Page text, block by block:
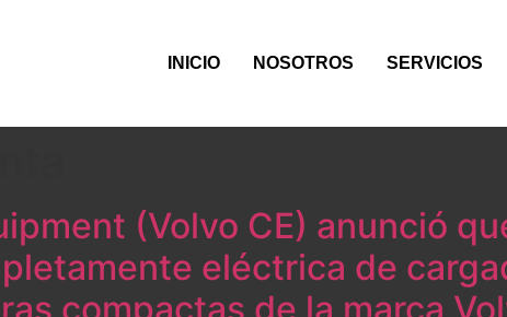
INICIO NOSOTROS SERVICIOS
(Volvo CE) anunció
eléctrica de